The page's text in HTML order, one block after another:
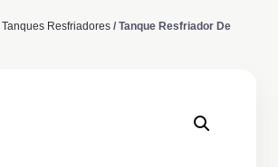
Tanques Resfriadores / Tanque Resfriador De